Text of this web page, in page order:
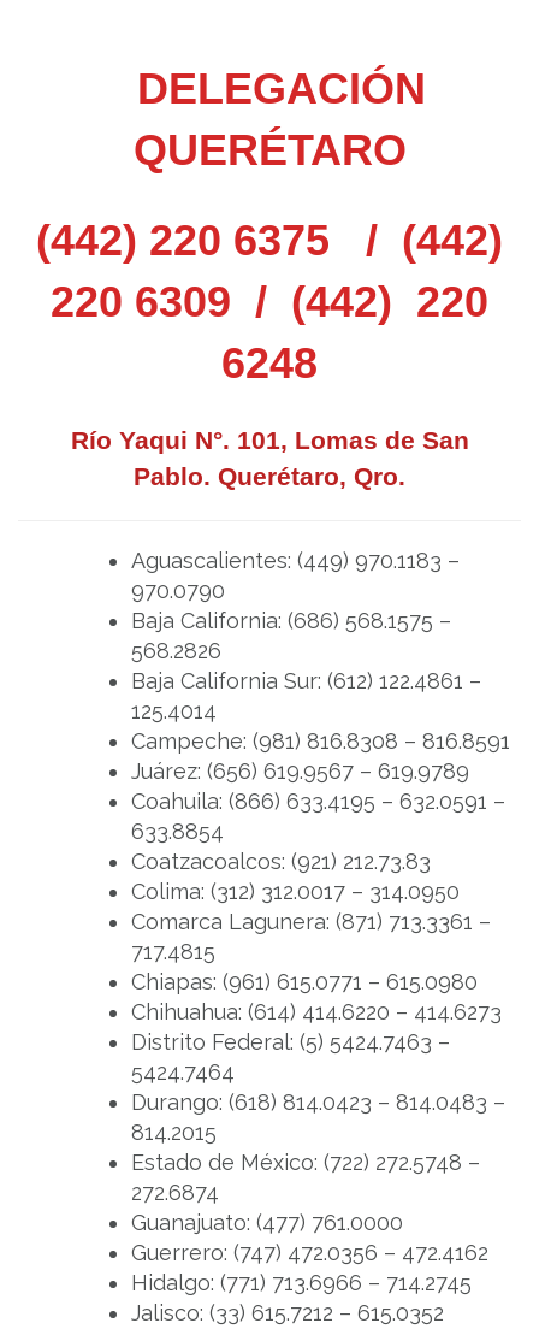
DELEGACIÓN
QUERÉTARO
(442) 220 6375 / (442)
220 6309 / (442) 220
6248
Río Yaqui N°. 101, Lomas de San
Pablo. Querétaro, Qro.
Aguascalientes: (449) 970.1183 –
970.0790
Baja California: (686) 568.1575 –
568.2826
Baja California Sur: (612) 122.4861 –
125.4014
Campeche: (981) 816.8308 – 816.8591
Juárez: (656) 619.9567 – 619.9789
Coahuila: (866) 633.4195 – 632.0591 –
633.8854
Coatzacoalcos: (921) 212.73.83
Colima: (312) 312.0017 – 314.0950
Comarca Lagunera: (871) 713.3361 –
717.4815
Chiapas: (961) 615.0771 – 615.0980
Chihuahua: (614) 414.6220 – 414.6273
Distrito Federal: (5) 5424.7463 –
5424.7464
Durango: (618) 814.0423 – 814.0483 –
814.2015
Estado de México: (722) 272.5748 –
272.6874
Guanajuato: (477) 761.0000
Guerrero: (747) 472.0356 – 472.4162
Hidalgo: (771) 713.6966 – 714.2745
Jalisco: (33) 615.7212 – 615.0352